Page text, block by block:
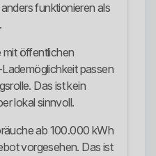
funktionieren als
öffentlichen
passen
Das ist kein
lokal sinnvoll.
ab 100.000 kWh
vorgesehen. Das ist